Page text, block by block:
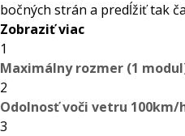
bočných strán a predĺžiť tak
Zobraziť viac
1
Maximálny rozmer (1
2
Odolnosť voči vetru 100km/
3